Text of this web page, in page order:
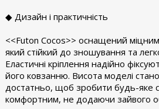
◆ Дизайн і практичність
<<Futon Cocos>> оснащений
який стійкий до зношування та
Еластичні кріплення надійно
його ковзанню. Висота моделі
достатньо, щоб зробити будь-яке
комфортним, не додаючи зайвого